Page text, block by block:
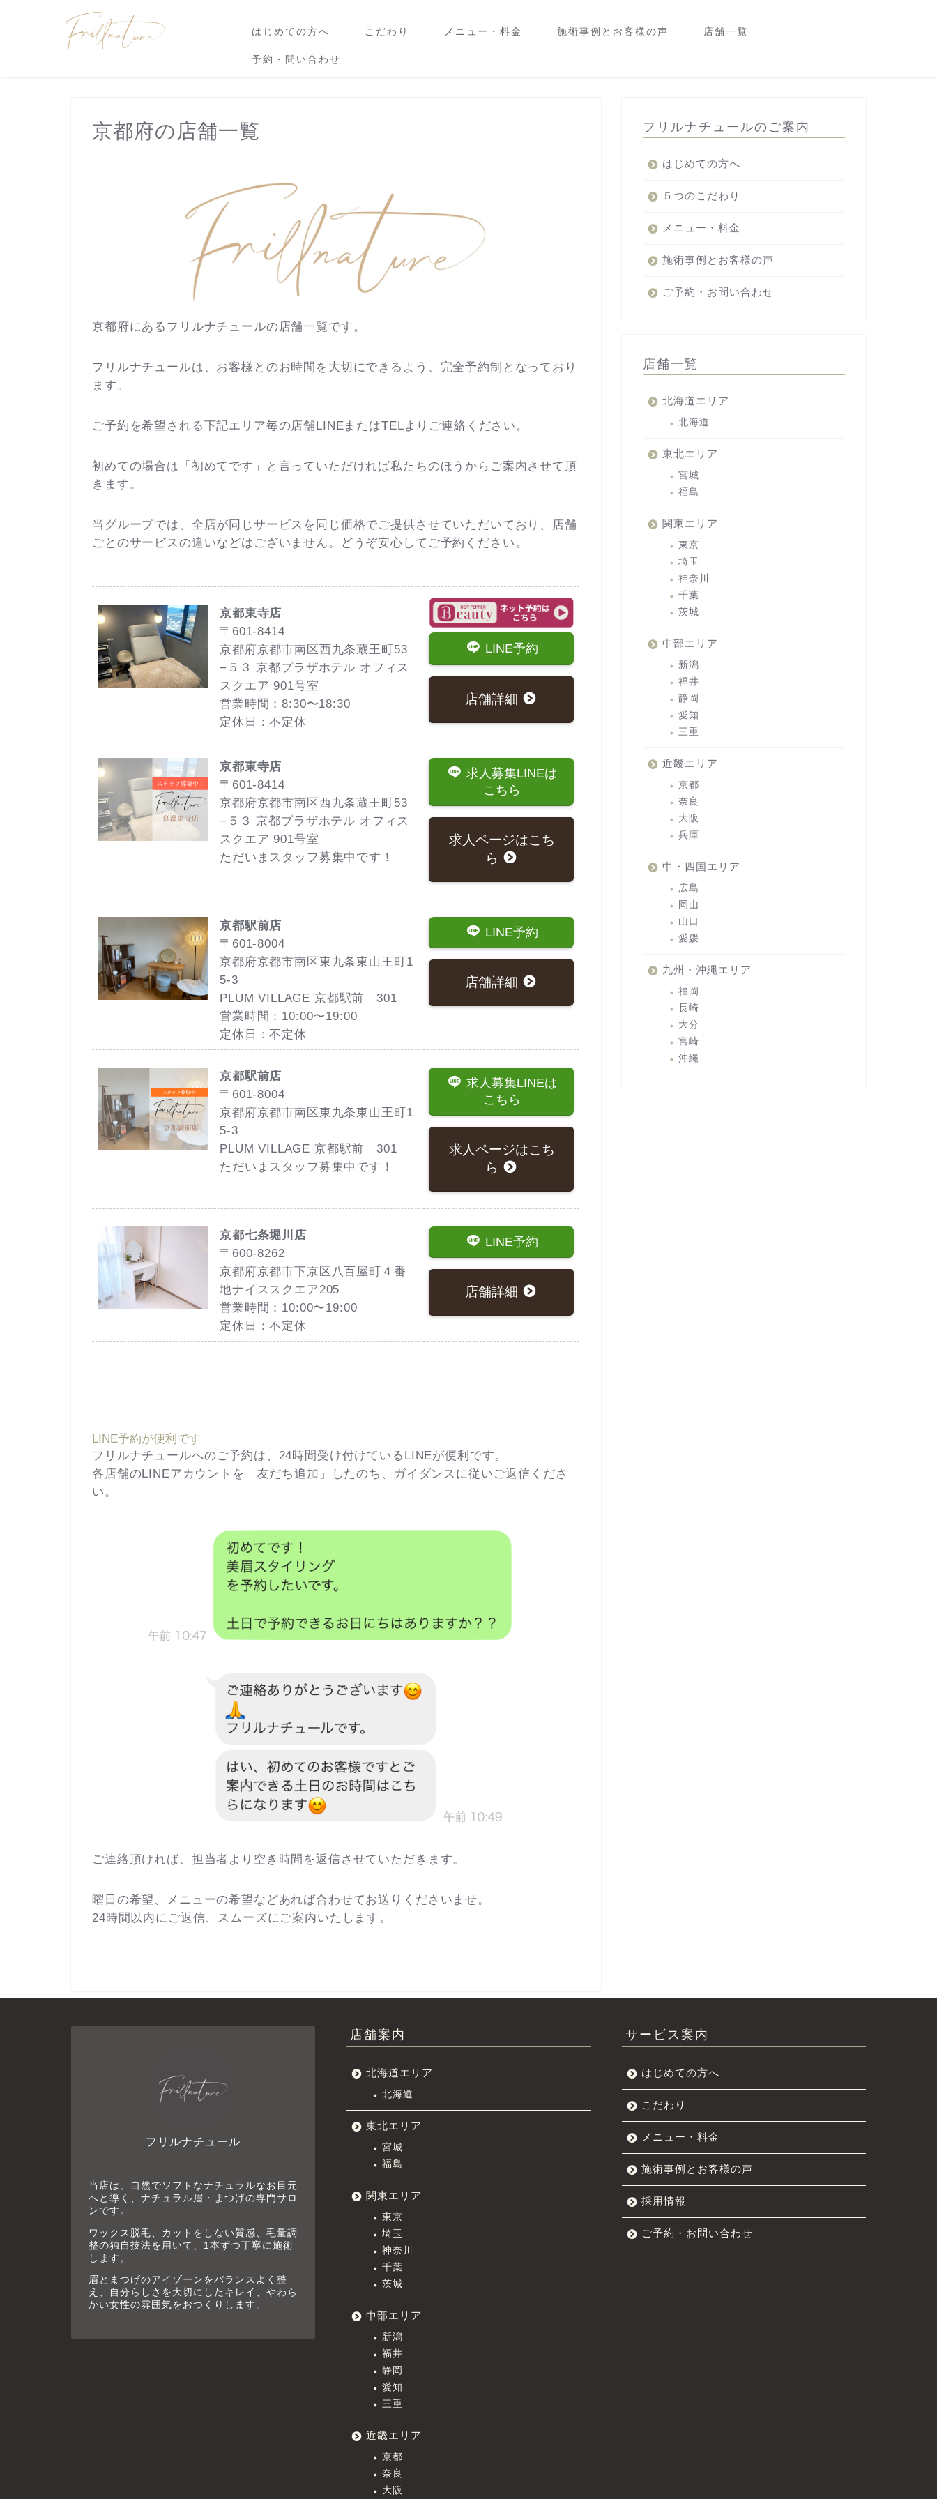
はじめての方へ こだわり メニュー・料金 施術事例とお客様の声 店舗一覧
予約・問い合わせ
京都府の店舗一覧
京都府にあるフリルナチュールの店舗一覧です。
フリルナチュールは、お客様とのお時間を大切にできるよう、完全予約制となっており
ます。
ご予約を希望される下記エリア毎の店舗LINEまたはTELよりご連絡ください。
初めての場合は「初めてです」と言っていただければ私たちのほうからご案内させて頂
きます。
当グループでは、全店が同じサービスを同じ価格でご提供させていただいており、店舗
ごとのサービスの違いなどはございません。どうぞ安心してご予約ください。
京都東寺店
〒601-8414
京都府京都市南区西九条蔵王町53
−５３ 京都プラザホテル オフィス
スクエア 901号室
営業時間：8:30〜18:30
定休日：不定休
LINE予約
店舗詳細
京都東寺店
〒601-8414
京都府京都市南区西九条蔵王町53
−５３ 京都プラザホテル オフィス
スクエア 901号室
ただいまスタッフ募集中です！
求人募集LINEは
こちら
求人ページはこち
ら
京都駅前店
〒601-8004
京都府京都市南区東九条東山王町1
5-3
PLUM VILLAGE 京都駅前 301
営業時間：10:00〜19:00
定休日：不定休
LINE予約
店舗詳細
京都駅前店
〒601-8004
京都府京都市南区東九条東山王町1
5-3
PLUM VILLAGE 京都駅前 301
ただいまスタッフ募集中です！
求人募集LINEは
こちら
求人ページはこち
ら
京都七条堀川店
〒600-8262
京都府京都市下京区八百屋町４番
地ナイススクエア205
営業時間：10:00〜19:00
定休日：不定休
LINE予約
店舗詳細
LINE予約が便利です
フリルナチュールへのご予約は、24時間受け付けているLINEが便利です。
各店舗のLINEアカウントを「友だち追加」したのち、ガイダンスに従いご返信くださ
い。
ご連絡頂ければ、担当者より空き時間を返信させていただきます。
曜日の希望、メニューの希望などあれば合わせてお送りくださいませ。
24時間以内にご返信、スムーズにご案内いたします。
フリルナチュールのご案内
はじめての方へ
５つのこだわり
メニュー・料金
施術事例とお客様の声
ご予約・お問い合わせ
店舗一覧
北海道エリア
北海道
東北エリア
宮城
福島
関東エリア
東京
埼玉
神奈川
千葉
茨城
中部エリア
新潟
福井
静岡
愛知
三重
近畿エリア
京都
奈良
大阪
兵庫
中・四国エリア
広島
岡山
山口
愛媛
九州・沖縄エリア
福岡
長崎
大分
宮崎
沖縄
フリルナチュール
当店は、自然でソフトなナチュラルなお目元
へと導く、ナチュラル眉・まつげの専門サロ
ンです。
ワックス脱毛、カットをしない質感、毛量調
整の独自技法を用いて、1本ずつ丁寧に施術
します。
眉とまつげのアイゾーンをバランスよく整
え、自分らしさを大切にしたキレイ、やわら
かい女性の雰囲気をおつくりします。
店舗案内
北海道エリア
北海道
東北エリア
宮城
福島
関東エリア
東京
埼玉
神奈川
千葉
茨城
中部エリア
新潟
福井
静岡
愛知
三重
近畿エリア
京都
奈良
大阪
サービス案内
はじめての方へ
こだわり
メニュー・料金
施術事例とお客様の声
採用情報
ご予約・お問い合わせ